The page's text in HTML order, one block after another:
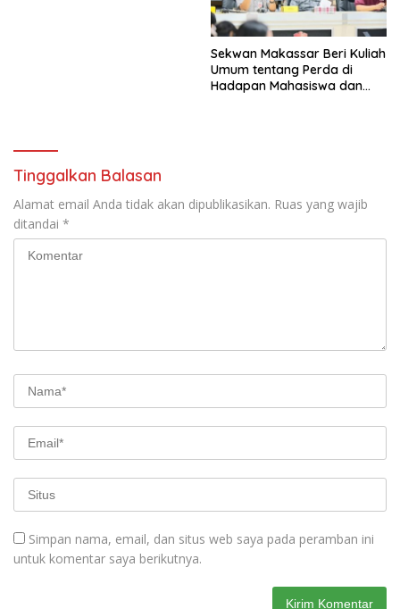
Sekwan Makassar Beri Kuliah
Umum tentang Perda di
Hadapan Mahasiswa dan
Tinggalkan Balasan
Alamat email Anda tidak akan dipublikasikan. Ruas yang wajib
ditandai *
Simpan nama, email, dan situs web saya pada peramban ini
untuk komentar saya berikutnya.